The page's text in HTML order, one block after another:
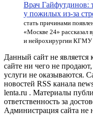
Врач Гайфутдинов:
у пожилых из-за
стать причинами
«Москве 24» рассказал
и нейрохирургии
Данный сайт не
сайте ни чего не
услуги не оказываются.
новостей RSS канала
lenta.ru . Материалы
ответственность за
Администрация сайта не